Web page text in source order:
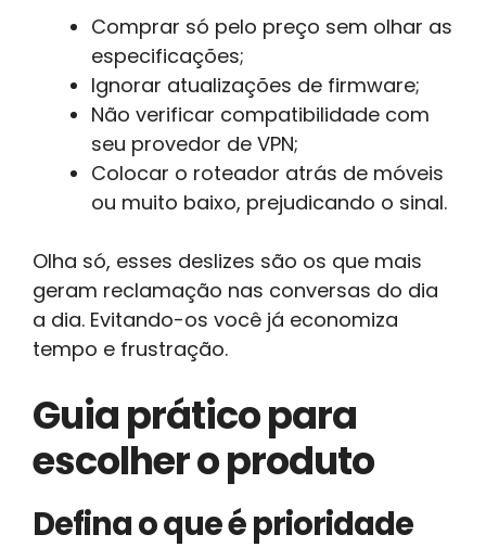
Comprar só pelo preço sem olhar as
especificações;
Ignorar atualizações de firmware;
Não verificar compatibilidade com
seu provedor de VPN;
Colocar o roteador atrás de móveis
ou muito baixo, prejudicando o sinal.
Olha só, esses deslizes são os que mais
geram reclamação nas conversas do dia
a dia. Evitando-os você já economiza
tempo e frustração.
Guia prático para
escolher o produto
Defina o que é prioridade